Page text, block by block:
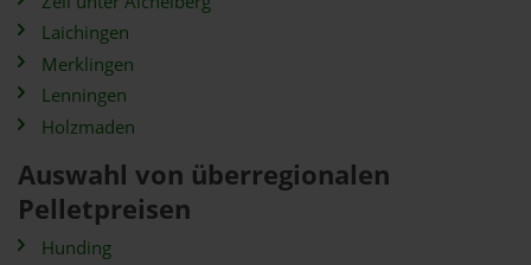
Laichingen
Merklingen
Lenningen
Holzmaden
Auswahl von überregionalen
Pelletpreisen
Hunding